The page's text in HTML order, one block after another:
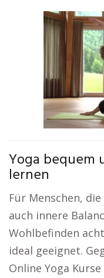
Yoga bequem
lernen
Für Menschen,
auch innere
Wohlbefinden
ideal geeignet.
Online Yoga